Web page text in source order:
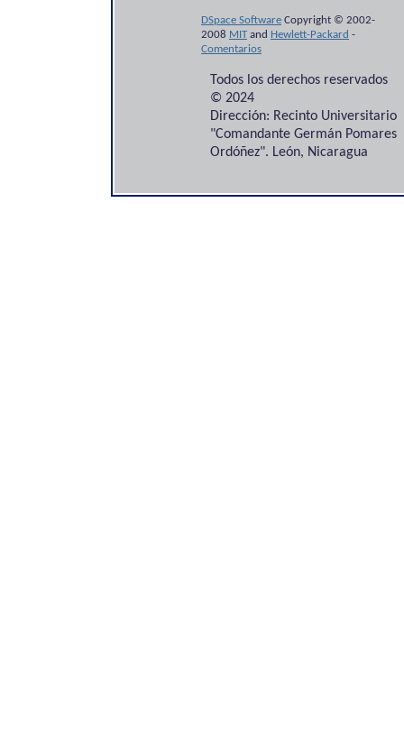
DSpace Software Copyright © 2002-
2008 MITand Hewlett-Packard -
Comentarios
Todos los derechos reservados
© 2024
Dirección: Recinto Universitario
"Comandante Germán Pomares
Ordóñez". León, Nicaragua